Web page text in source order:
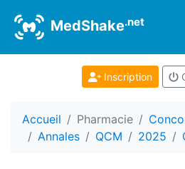
MedShake.net
Inscription
Accueil Pharmacie
Annales
QCM 2025